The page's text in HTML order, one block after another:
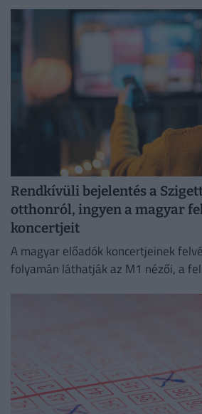
Rendkívüli bejelentés a
otthonról, ingyen a magyar
koncertjeit
A magyar előadók koncertjeinek
folyamán láthatják az M1 nézői, a